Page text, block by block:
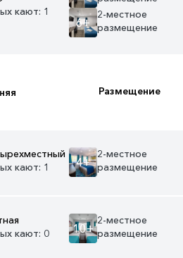
кают: 1
6+
2-местное
размещение
Размещение
кают: 1
4+
2-местное
размещение
кают: 0
10+
2-местное
размещение